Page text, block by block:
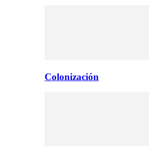
Colonización